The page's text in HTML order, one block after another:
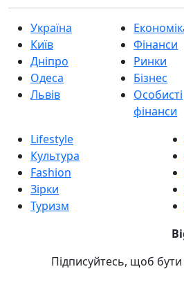
Україна
Київ
Дніпро
Одеса
Львів
Фінанси
Ринки
Бізнес
Особисті
фінанси
Lifestyle
Культура
Fashion
Зірки
Туризм
Підписуйтесь, щоб бути